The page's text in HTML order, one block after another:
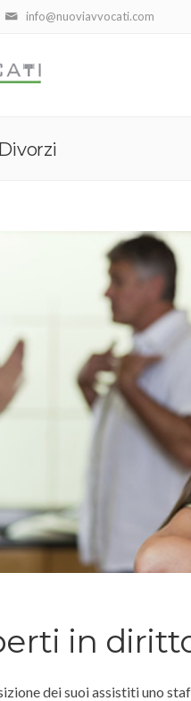
info@nuoviavvocati.com
in
dei suoi assistiti uno